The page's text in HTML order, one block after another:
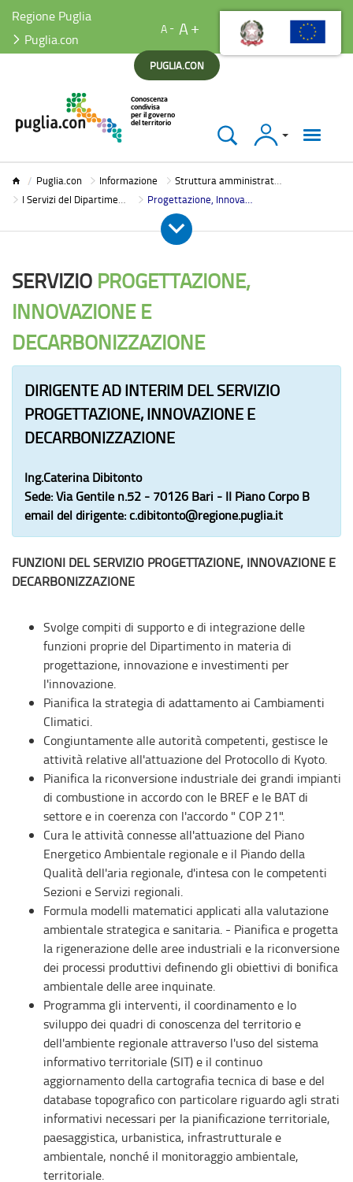
Regione Puglia
Puglia.con
A A
PUGLIA.CON
Accedi
Puglia.con Informazione
Struttura amministrativa
I Servizi del Dipartimento
Progettazione, Innovazione e Decarbonizzazione
SERVIZIO PROGETTAZIONE,
INNOVAZIONE E
DECARBONIZZAZIONE
DIRIGENTE AD INTERIM DEL SERVIZIO
PROGETTAZIONE, INNOVAZIONE E
DECARBONIZZAZIONE
Ing.Caterina Dibitonto
Sede:Via Gentile n.52 - 70126 Bari - II Piano Corpo B
email del dirigente:c.dibitonto@regione.puglia.it
FUNZIONI DEL SERVIZIO PROGETTAZIONE, INNOVAZIONE E
DECARBONIZZAZIONE
Svolge compiti di supporto e di integrazione delle
funzioni proprie del Dipartimento in materia di
progettazione, innovazione e investimenti per
l'innovazione.
Pianifica la strategia di adattamento ai Cambiamenti
Climatici.
Congiuntamente alle autorità competenti, gestisce le
attività relative all'attuazione del Protocollo di Kyoto.
Pianifica la riconversione industriale dei grandi impianti
di combustione in accordo con le BREF e le BAT di
settore e in coerenza con l'accordo " COP 21".
Cura le attività connesse all'attuazione del Piano
Energetico Ambientale regionale e il Piando della
Qualità dell'aria regionale, d'intesa con le competenti
Sezioni e Servizi regionali.
Formula modelli matematici applicati alla valutazione
ambientale strategica e sanitaria. - Pianifica e progetta
la rigenerazione delle aree industriali e la riconversione
dei processi produttivi definendo gli obiettivi di bonifica
ambientale delle aree inquinate.
Programma gli interventi, il coordinamento e lo
sviluppo dei quadri di conoscenza del territorio e
dell'ambiente regionale attraverso l'uso del sistema
informativo territoriale (SIT) e il continuo
aggiornamento della cartografia tecnica di base e del
database topografico con particolare riguardo agli strati
informativi necessari per la pianificazione territoriale,
paesaggistica, urbanistica, infrastrutturale e
ambientale, nonché il monitoraggio ambientale,
territoriale.